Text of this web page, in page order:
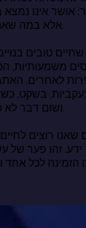
אלא במה
ושום דבר לא